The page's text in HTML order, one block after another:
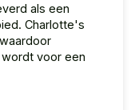
als een
Charlotte's
voor een